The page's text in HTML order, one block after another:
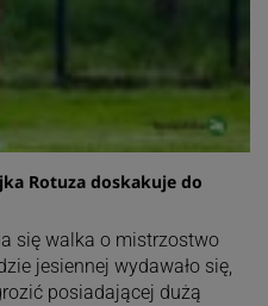
Rotuza doskakuje do
się walka o mistrzostwo
jesiennej wydawało się,
posiadającej dużą